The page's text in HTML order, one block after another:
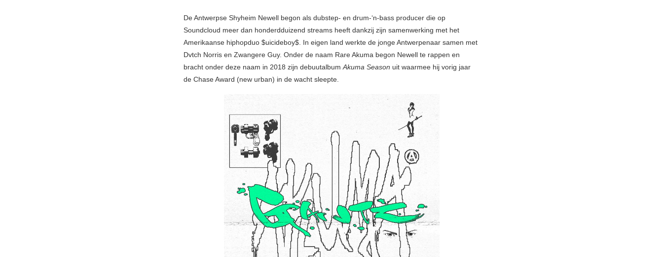
De Antwerpse Shyheim Newell begon als dubstep- en drum-‘n-bass producer die op
Soundcloud meer dan honderdduizend streams heeft dankzij zijn samenwerking met het
Amerikaanse hiphopduo $uicideboy$. In eigen land werkte de jonge Antwerpenaar samen met
Dvtch Norris en Zwangere Guy. Onder de naam Rare Akuma begon Newell te rappen en
bracht onder deze naam in 2018 zijn debuutalbumAkuma Season uit waarmee hij vorig jaar
de Chase Award (new urban) in de wacht sleepte.